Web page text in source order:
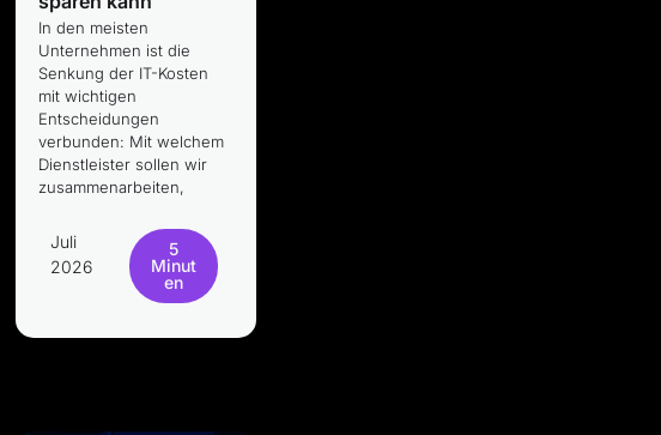
In den meisten
Unternehmen ist die
Senkung der IT-Kosten
mit wichtigen
Entscheidungen
verbunden: Mit welchem
Dienstleister sollen wir
zusammenarbeiten,
Juli
2026
5
Minut
en